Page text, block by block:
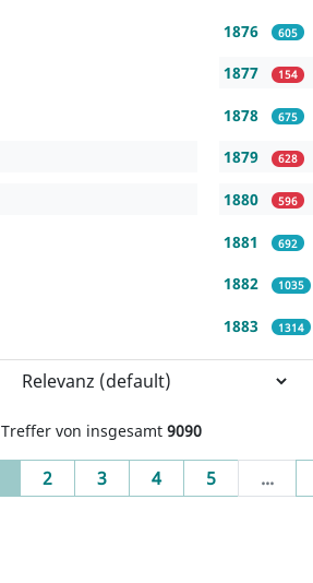
1876 605
1877 154
1878 675
1879 628
1880 596
1881 692
1882 1035
1883 1314
Treffer von insgesamt 9090
(current)
2 3 4 5 ...